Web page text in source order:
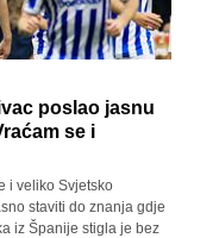
poslao jasnu
se i
i veliko Svjetsko
staviti do znanja gdje
iz Španije stigla je bez